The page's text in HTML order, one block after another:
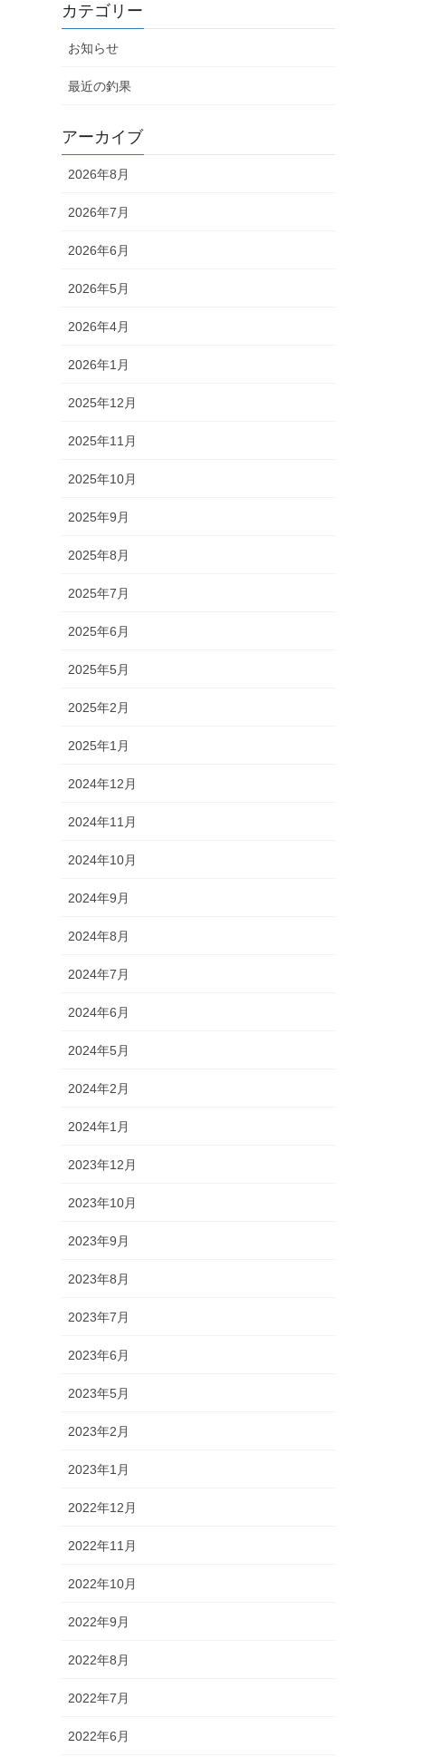
カテゴリー
お知らせ
最近の釣果
アーカイブ
2026年8月
2026年7月
2026年6月
2026年5月
2026年4月
2026年1月
2025年12月
2025年11月
2025年10月
2025年9月
2025年8月
2025年7月
2025年6月
2025年5月
2025年2月
2025年1月
2024年12月
2024年11月
2024年10月
2024年9月
2024年8月
2024年7月
2024年6月
2024年5月
2024年2月
2024年1月
2023年12月
2023年10月
2023年9月
2023年8月
2023年7月
2023年6月
2023年5月
2023年2月
2023年1月
2022年12月
2022年11月
2022年10月
2022年9月
2022年8月
2022年7月
2022年6月